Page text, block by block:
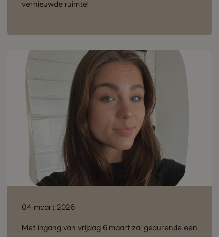
vernieuwde ruimte!
04 maart 2026
Met ingang van vrijdag 6 maart zal gedurende een